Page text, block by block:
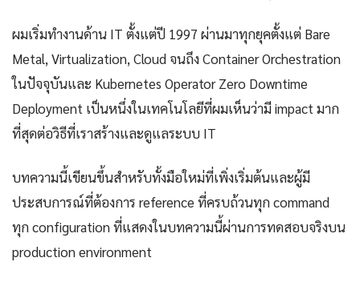
ผมเริ่มทำงานด้าน IT ตั้งแต่ปี 1997 ผ่านมาทุกยุคตั้งแต่ Bare
Metal, Virtualization, Cloud จนถึง Container Orchestration
ในปัจจุบันและ Kubernetes Operator Zero Downtime
Deployment เป็นหนึ่งในเทคโนโลยีที่ผมเห็นว่ามี impact มาก
ที่สุดต่อวิธีที่เราสร้างและดูแลระบบ IT
บทความนี้เขียนขึ้นสำหรับทั้งมือใหม่ที่เพิ่งเริ่มต้นและผู้มี
ประสบการณ์ที่ต้องการ reference ที่ครบถ้วนทุก command
ทุก configuration ที่แสดงในบทความนี้ผ่านการทดสอบจริงบน
production environment